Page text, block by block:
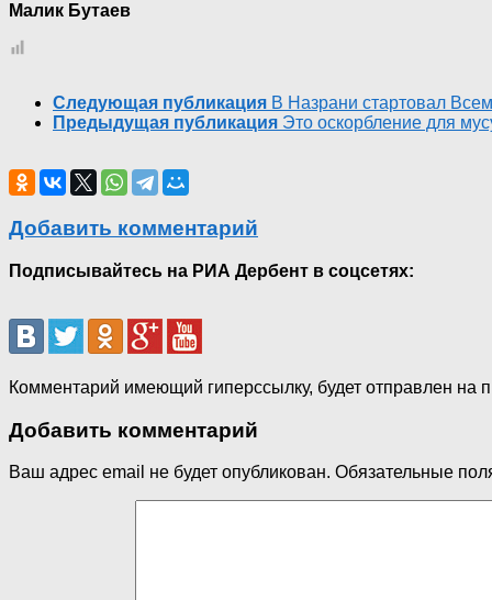
Малик Бутаев
Следующая публикация В Назрани стартовал
Предыдущая публикация Это оскорбление для
Добавить комментарий
Подписывайтесь на РИА Дербент в соцсетях:
Комментарий имеющий гиперссылку, будет отправлен на
Добавить комментарий
Ваш адрес email не будет опубликован. Обязательные